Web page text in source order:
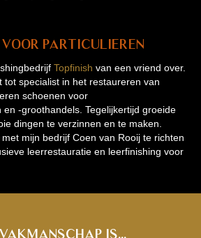
voor particulieren
Topfinish van een vriend over.
tot specialist in het restaureren van
schoenen voor
-groothandels. Tegelijkertijd groeide
dingen te verzinnen en te maken.
mijn bedrijf Coen van Rooij te richten
leerrestauratie en leerfinishing voor
Vakmanschap is...